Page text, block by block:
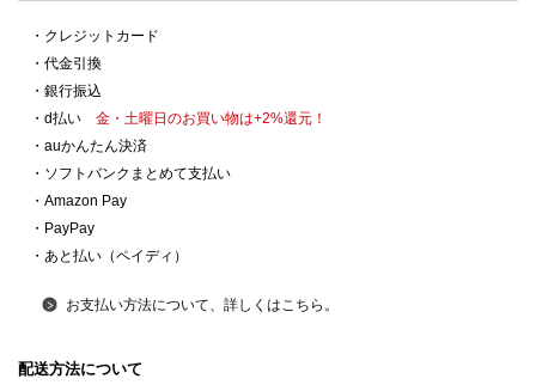
・クレジットカード
・代金引換
・銀行振込
・d払い 金・土曜日のお買い物は+2%還元！
・auかんたん決済
・ソフトバンクまとめて支払い
・Amazon Pay
・PayPay
・あと払い（ペイディ）
お支払い方法について、詳しくはこちら。
配送方法について